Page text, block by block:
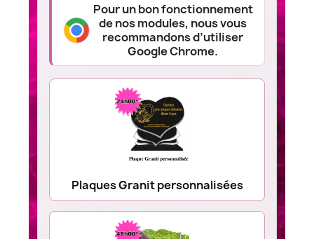
Pour un bon fonctionnement
de nos modules, nous vous
recommandons d’utiliser
Google Chrome.
Plaques Granit personnalisées